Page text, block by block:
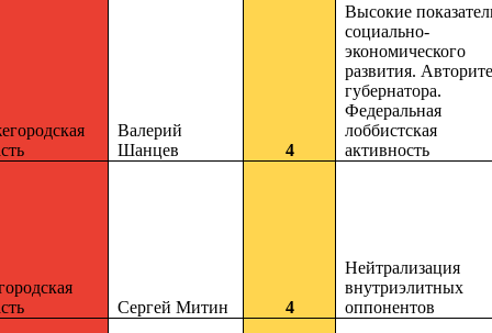
Валерий
Шанцев
4
Высокие
социально-
экономического
развития.
губернатора.
Федеральная
лоббистская
активность
Сергей Митин 4
Нейтрализация
внутриэлитных
оппонентов